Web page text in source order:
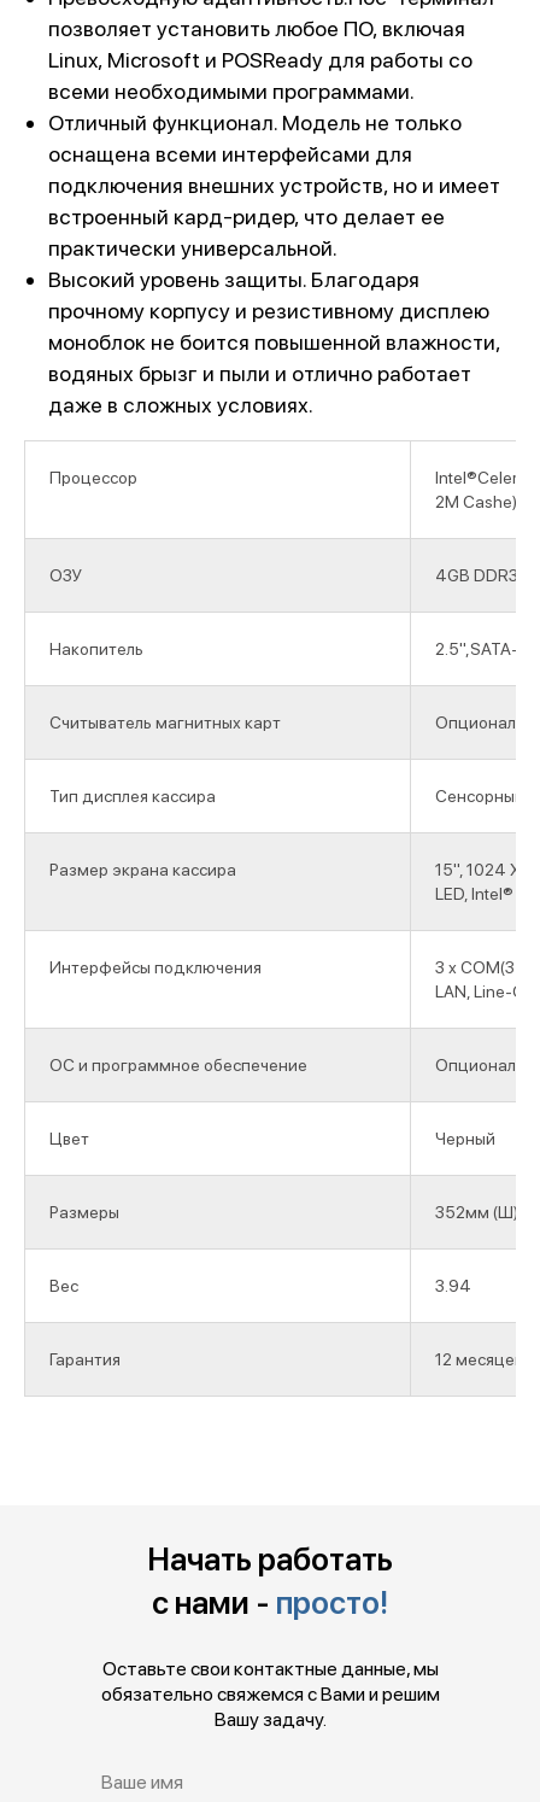
позволяет установить любое ПО, включая
Linux, Microsoft и POSReady для работы со
всеми необходимыми программами.
Отличный функционал. Модель не только
оснащена всеми интерфейсами для
подключения внешних устройств, но и имеет
встроенный кард-ридер, что делает ее
практически универсальной.
Высокий уровень защиты. Благодаря
прочному корпусу и резистивному дисплею
моноблок не боится повышенной влажности,
водяных брызг и пыли и отлично работает
даже в сложных условиях.
Процессор
2M Cashe)
ОЗУ 4GB DDR3
Накопитель 2.5",SATA-III,
Считыватель магнитных карт
Тип дисплея кассира Сенсорный,
Размер экрана кассира
15", 1024 X
LED, Intel®
Интерфейсы подключения
3 х COM(3 х
LAN, Line-
ОС и программное обеспечение
Цвет Черный
Размеры 352мм (Ш) x
Вес 3.94
Гарантия 12 месяцев
Начать работать
с нами - просто!
Оставьте свои контактные данные, мы
обязательно свяжемся с Вами и решим
Вашу задачу.